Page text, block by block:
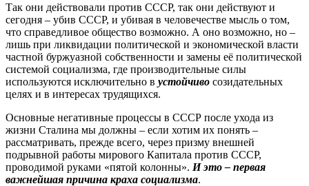
Так они действовали против СССР, так они действуют и
сегодня – убив СССР, и убивая в человечестве мысль о том,
что справедливое общество возможно. А оно возможно, но –
лишь при ликвидации политической и экономической власти
частной буржуазной собственности и замены её политической
системой социализма, где производительные силы
используются исключительно в устойчиво созидательных
целях и в интересах трудящихся.
Основные негативные процессы в СССР после ухода из
жизни Сталина мы должны – если хотим их понять –
рассматривать, прежде всего, через призму внешней
подрывной работы мирового Капитала против СССР,
проводимой руками «пятой колонны». И это – первая
важнейшая причина краха социализма.